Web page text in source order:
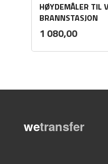
HØYDEMÅLER TIL
BRANNSTASJON
Pris
1 080,00mva.
wetransfer